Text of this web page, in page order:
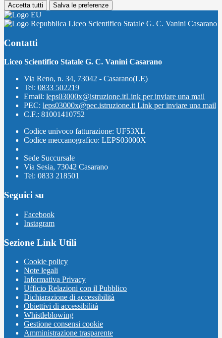
Accetta tutti Salva le preferenze
Liceo Scientifico Statale G. C. Vanini Casarano
Contatti
Liceo Scientifico Statale G. C. Vanini Casarano
Via Reno, n. 34, 73042 - Casarano(LE)
Tel: 0833 502219
Email: leps03000x@istruzione.itLink per inviare una mail
PEC: leps03000x@pec.istruzione.it Link per inviare una mail
C.F.: 81001410752
Codice univoco fatturazione: UF53XL
Codice meccanografico: LEPS03000X
Sede Succursale
Via Sesia, 73042 Casarano
Tel: 0833 218501
Seguici su
Facebook
Instagram
Sezione Link Utili
Cookie policy
Note legali
Informativa Privacy
Ufficio Relazioni con il Pubblico
Dichiarazione di accessibilità
Obiettivi di accessibilità
Whistleblowing
Gestione consensi cookie
Amministrazione trasparente